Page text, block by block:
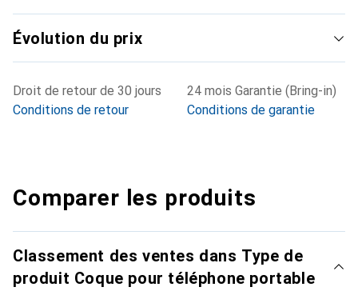
Évolution du prix
Droit de retour de 30 jours
Conditions de retour
24 mois Garantie (Bring-in)
Conditions de garantie
Comparer les produits
Classement des ventes dans Type de
produit Coque pour téléphone portable